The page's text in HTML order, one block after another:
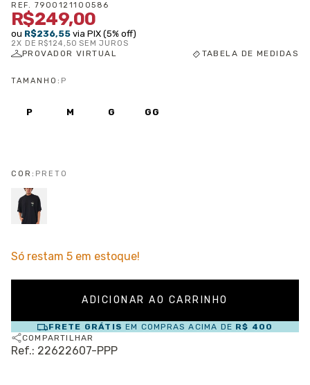
REF. 7900121100586
R$249,00
ou R$236,55 via PIX (5% off)
2X DE R$124,50 SEM JUROS
PROVADOR VIRTUAL TABELA DE MEDIDAS
TAMANHO: P
P M G GG
COR: PRETO
Só restam 5 em estoque!
FRETE GRÁTIS EM COMPRAS ACIMA DE R$ 400
COMPARTILHAR
Ref.: 22622607-PPP